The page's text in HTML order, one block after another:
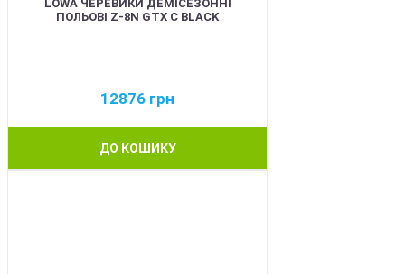
LOWA ЧЕРЕВИКИ ДЕМІСЕЗОННІ
ПОЛЬОВІ Z-8N GTX C BLACK
12876 грн
ДО КОШИКУ